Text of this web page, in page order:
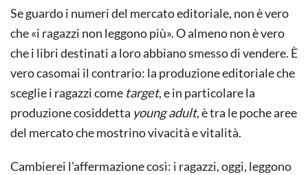
Se guardo i numeri del mercato editoriale, non è vero
che «i ragazzi non leggono più». O almeno non è vero
che i libri destinati a loro abbiano smesso di vendere. È
vero casomai il contrario: la produzione editoriale che
sceglie i ragazzi come target, e in particolare la
produzione cosiddetta young adult, è tra le poche aree
del mercato che mostrino vivacità e vitalità.
Cambierei l’affermazione così: i ragazzi, oggi, leggono